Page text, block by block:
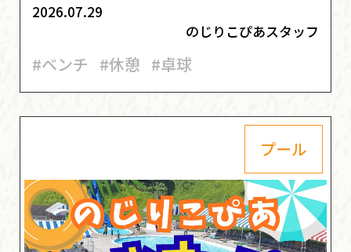
2026.07.29
のじりこぴあスタッフ
#ベンチ #休憩 #卓球
プール